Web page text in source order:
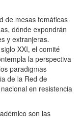
de mesas temáticas
dónde expondrán
y extranjeras.
XXI, el comité
la perspectiva
paradigmas
de la Red de
en resistencia
son las